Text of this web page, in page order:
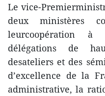
Le vice-
deux ministères
leurcoopération à
délégations de
desateliers et des
d’excellence de la
administrative, la